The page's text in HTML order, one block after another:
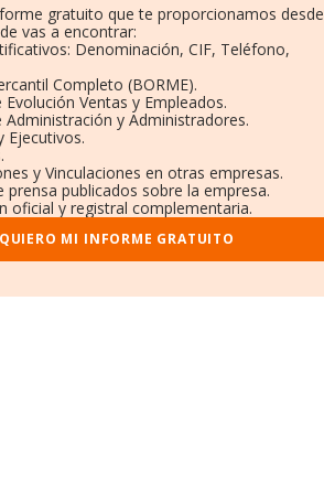
gratuito que te proporcionamos desde
vas a encontrar:
Denominación, CIF, Teléfono,
Completo (BORME).
Evolución Ventas y Empleados.
Administración y Administradores.
Ejecutivos.
y Vinculaciones en otras empresas.
prensa publicados sobre la empresa.
oficial y registral complementaria.
QUIERO MI INFORME GRATUITO